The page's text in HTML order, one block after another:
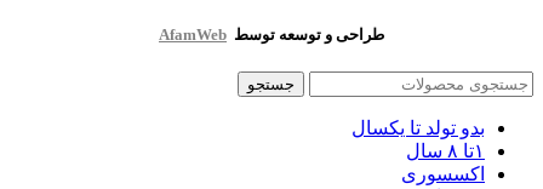
طراحی و توسعه توسط AfamWeb
جستجو
بدو تولد تا یکسال
۱تا ۸ سال
اکسسوری